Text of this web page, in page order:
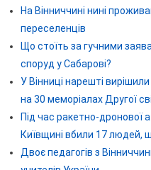
На Вінниччині нині
переселенців
Що стоїть за гучними
споруд у Сабарові?
У Вінниці нарешті
на 30 меморіалах Другої
Під час ракетно-дронової
Київщині вбили 17 людей,
Двоє педагогів з